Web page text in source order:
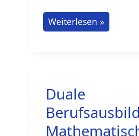
Informatik
im
in
Deutschland
Weiterlesen »
Duale